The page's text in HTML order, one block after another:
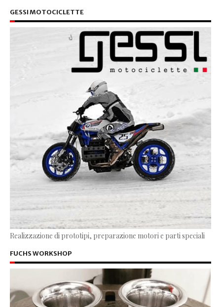
GESSI MOTOCICLETTE
Realizzazione di prototipi, preparazione motori e parti speciali
FUCHS WORKSHOP